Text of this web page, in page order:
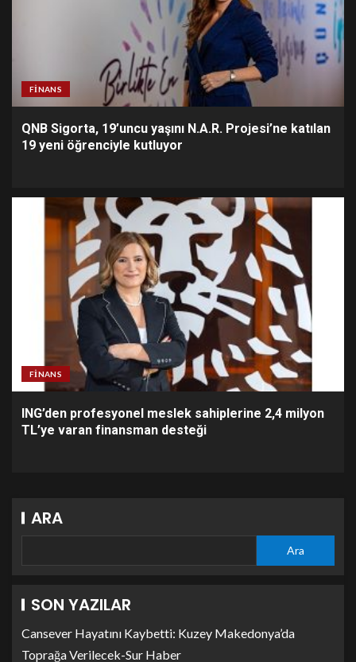
FINANS
QNB Sigorta, 19’uncu yaşını N.A.R. Projesi’ne katılan
19 yeni öğrenciyle kutluyor
FINANS
ING’den profesyonel meslek sahiplerine 2,4 milyon
TL’ye varan finansman desteği
ARA
Ara
SON YAZILAR
Cansever Hayatını Kaybetti: Kuzey Makedonya’da
Toprağa Verilecek-Sur Haber